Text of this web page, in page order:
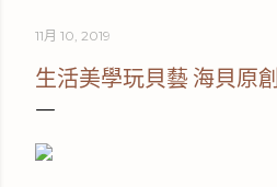
11月 10, 2019
生活美學玩貝藝 海貝原